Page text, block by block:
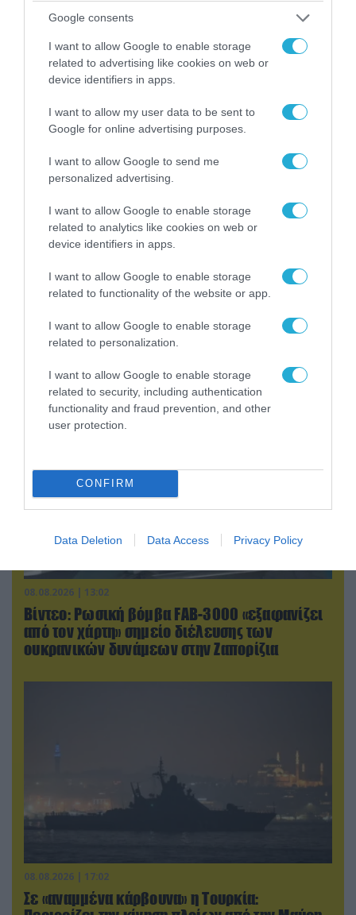
Google consents
I want to allow Google to enable storage
related to advertising like cookies on web or
device identifiers in apps.
I want to allow my user data to be sent to
Google for online advertising purposes.
I want to allow Google to send me
personalized advertising.
I want to allow Google to enable storage
related to analytics like cookies on web or
device identifiers in apps.
I want to allow Google to enable storage
related to functionality of the website or app.
I want to allow Google to enable storage
related to personalization.
I want to allow Google to enable storage
related to security, including authentication
functionality and fraud prevention, and other
user protection.
CONFIRM
Data Deletion Data Access Privacy Policy
08.08.2026 | 14:02
«Φώτισε» το Κίεβο μετά από χτύπημα με
υπερηχητικό 3M22 Zircon: Σοκαρισμένος
Ουκρανός κατέγραψε τη στιγμή (βίντεο)
Ιράν: Δημοσίευσε φωτογραφίες
αμερικανικών και ισραηλινών αεροσκαφών &
08.08.2026 | 13:02
Βίντεο: Ρωσική βόμβα FAB-3000 «εξαφανίζει
από τον χάρτη» σημείο διέλευσης των
ουκρανικών δυνάμεων στην Ζαπορίζια
08.08.2026 | 17:02
Σε «αναμμένα κάρβουνα» η Τουρκία: